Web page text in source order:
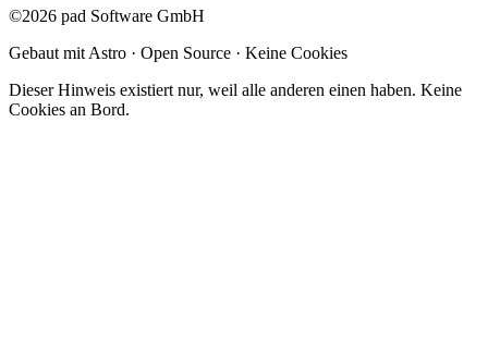
©2026 pad Software GmbH
Gebaut mit Astro · Open Source · Keine Cookies
Dieser Hinweis existiert nur, weil alle anderen einen haben. Keine
Cookies an Bord.